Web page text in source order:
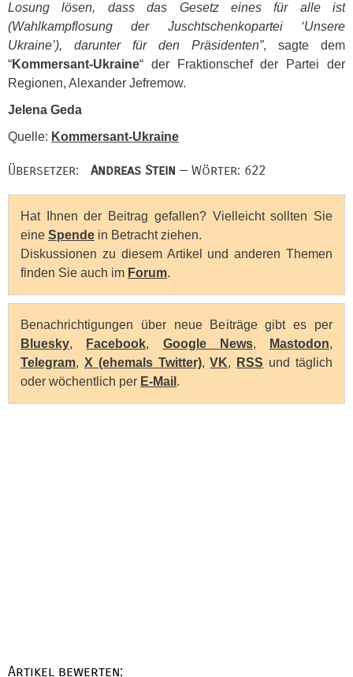
Losung lösen, dass das Gesetz eines für alle ist
(Wahlkampflosung der Juschtschenkopartei ‘Unsere
Ukraine’), darunter für den Präsidenten”, sagte dem
“Kommersant-Ukraine“ der Fraktionschef der Partei der
Regionen, Alexander Jefremow.
Jelena Geda
Quelle: Kommersant-Ukraine
Übersetzer: Andreas Stein — Wörter: 622
Hat Ihnen der Beitrag gefallen? Vielleicht sollten Sie
eine Spende in Betracht ziehen.
Diskussionen zu diesem Artikel und anderen Themen
finden Sie auch im Forum.
Benachrichtigungen über neue Beiträge gibt es per
Bluesky, Facebook, Google News, Mastodon,
Telegram, X (ehemals Twitter),VK, RSS und täglich
oder wöchentlich per E-Mail .
Artikel bewerten: